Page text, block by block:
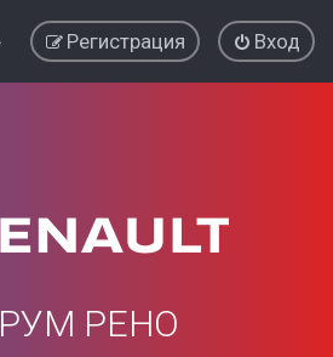
Вход
Регистрация
РЕНО